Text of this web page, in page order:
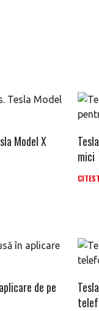
Model X
mici
de pe